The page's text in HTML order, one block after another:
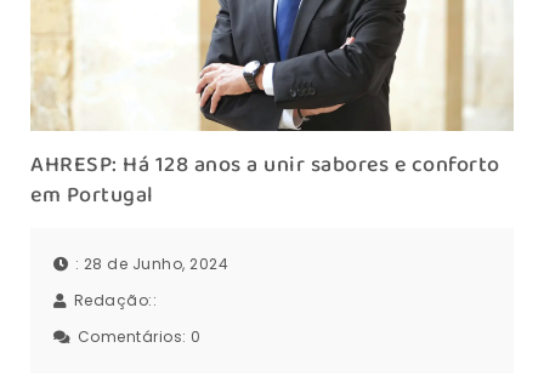
AHRESP: Há 128 anos a unir sabores e conforto
em Portugal
: 28 de Junho, 2024
Redação::
Comentários: 0